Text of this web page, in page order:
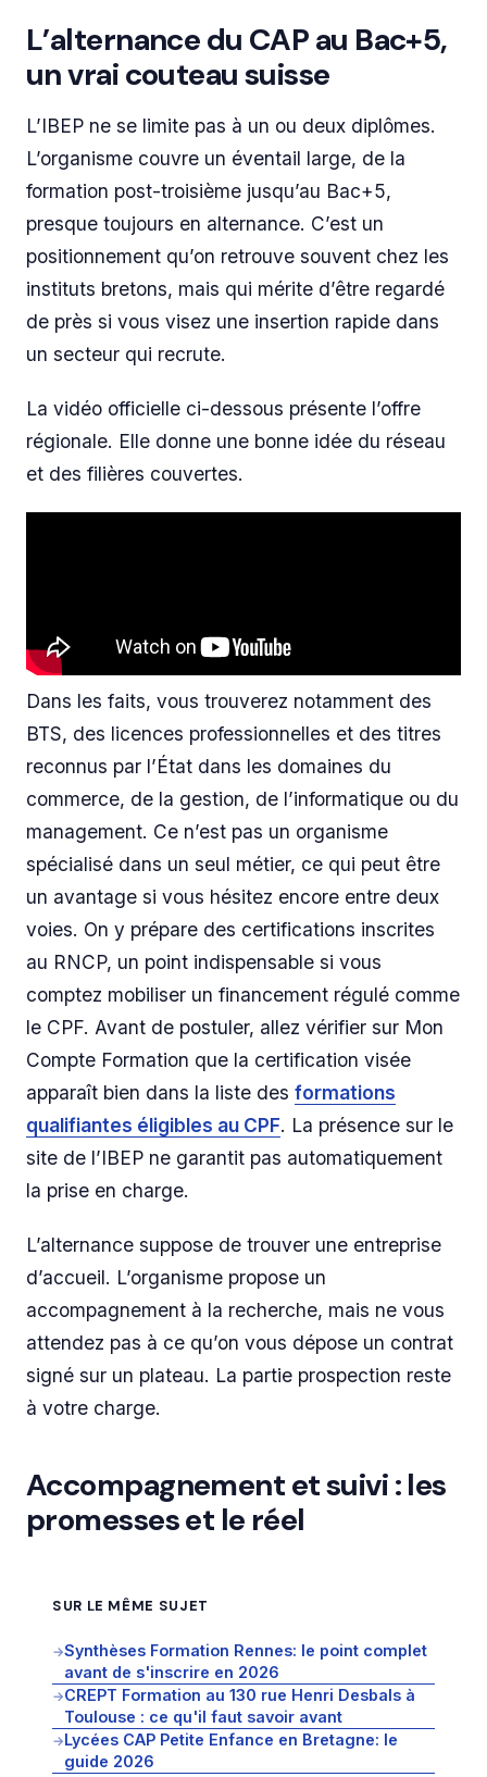
L’alternance du CAP au Bac+5,
un vrai couteau suisse
L’IBEP ne se limite pas à un ou deux diplômes.
L’organisme couvre un éventail large, de la
formation post-troisième jusqu’au Bac+5,
presque toujours en alternance. C’est un
positionnement qu’on retrouve souvent chez les
instituts bretons, mais qui mérite d’être regardé
de près si vous visez une insertion rapide dans
un secteur qui recrute.
La vidéo officielle ci-dessous présente l’offre
régionale. Elle donne une bonne idée du réseau
et des filières couvertes.
Dans les faits, vous trouverez notamment des
BTS, des licences professionnelles et des titres
reconnus par l’État dans les domaines du
commerce, de la gestion, de l’informatique ou du
management. Ce n’est pas un organisme
spécialisé dans un seul métier, ce qui peut être
un avantage si vous hésitez encore entre deux
voies. On y prépare des certifications inscrites
au RNCP, un point indispensable si vous
comptez mobiliser un financement régulé comme
le CPF. Avant de postuler, allez vérifier sur Mon
Compte Formation que la certification visée
apparaît bien dans la liste des formations
qualifiantes éligibles au CPF. La présence sur le
site de l’IBEP ne garantit pas automatiquement
la prise en charge.
L’alternance suppose de trouver une entreprise
d’accueil. L’organisme propose un
accompagnement à la recherche, mais ne vous
attendez pas à ce qu’on vous dépose un contrat
signé sur un plateau. La partie prospection reste
à votre charge.
Accompagnement et suivi : les
promesses et le réel
SUR LE MÊME SUJET
→Synthèses Formation Rennes: le point complet
avant de s'inscrire en 2026
→CREPT Formation au 130 rue Henri Desbals à
Toulouse : ce qu'il faut savoir avant
→Lycées CAP Petite Enfance en Bretagne: le
guide 2026